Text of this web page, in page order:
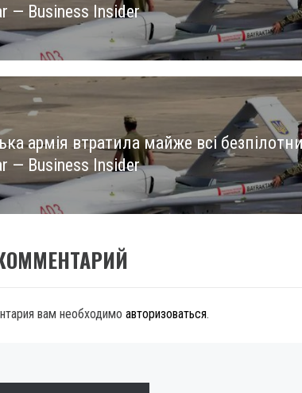
— Business Insider
армія втратила майже всі
— Business Insider
вам необходимо авторизоваться.